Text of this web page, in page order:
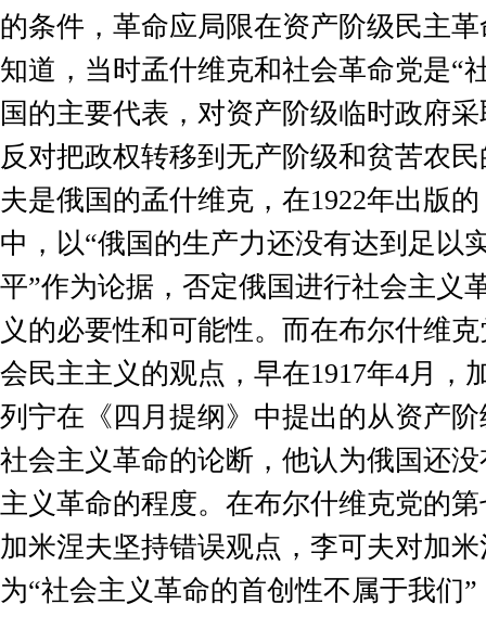
的条件，革命应局限在资产阶级民主
知道，当时孟什维克和社会革命党是“
国的主要代表，对资产阶级临时政府
反对把政权转移到无产阶级和贫苦农
夫是俄国的孟什维克，在1922年出版
中，以“俄国的生产力还没有达到足以
平”作为论据，否定俄国进行社会主义
义的必要性和可能性。而在布尔什维
会民主主义的观点，早在1917年4月，
列宁在《四月提纲》中提出的从资产
社会主义革命的论断，他认为俄国还
主义革命的程度。在布尔什维克党的
加米涅夫坚持错误观点，李可夫对加
为“社会主义革命的首创性不属于我们